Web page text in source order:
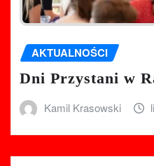
AKTUALNOŚCI
Dni Przystani w
Kamil Krasowski